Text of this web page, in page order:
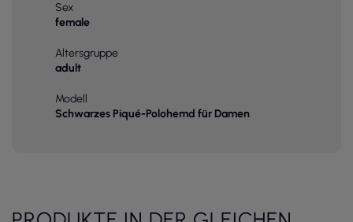
Sex
female
Altersgruppe
adult
Modell
Schwarzes Piqué-Polohemd für Damen